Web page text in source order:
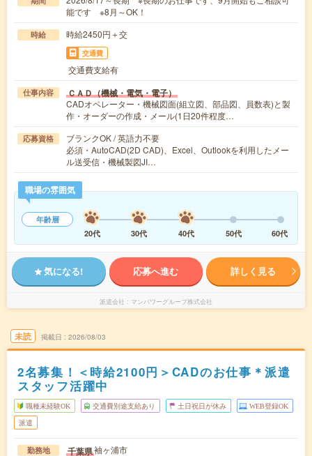
能です ※8月～OK！
時給 時給2450円＋交
交通費
交通費支給有
仕事内容 ＣＡＤ（機械・電気・電子）
CADオペレーター・機械図面(組立図、部品図、員数表)と製
作・オーダーの作成・メール(1日20件程度…
応募資格
ブランクOK / 英語力不要
必須・AutoCAD(2D CAD)、Excel、Outlookを利用したメー
ル送受信・機械製図JI…
職場の雰囲気
年齢層
20代
30代 40代 50代 60代
気になる! 応募へ進む 詳しく見る
派遣会社 マンパワーグループ株式会社
未読 掲載日 2026/08/03
2名募集！＜時給2100円＞CADのお仕事＊派遣
スタッフ活躍中
職種未経験OK 交通費別途支給あり 土日祝日が休み WEB登録OK
派遣
勤務地 千葉県袖ヶ浦市